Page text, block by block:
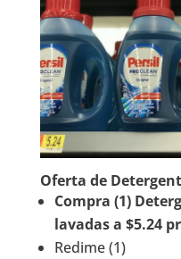
Oferta de
Compra (1)
lavadas a $5.24
Redime (1)